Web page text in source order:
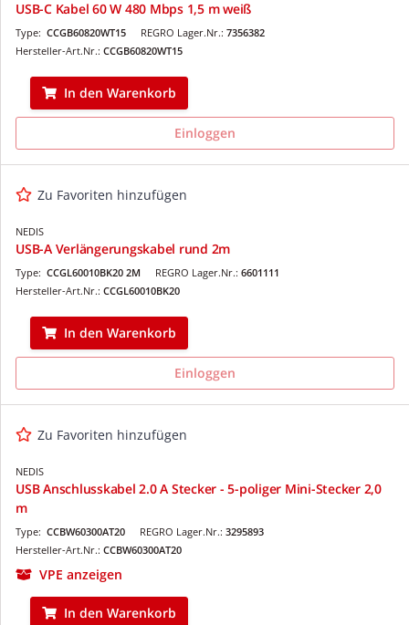
USB-C Kabel 60 W 480 Mbps 1,5 m weiß
REGRO Lager.Nr.: 7356382
Type: CCGB60820WT15
Hersteller-Art.Nr.: CCGB60820WT15
In den Warenkorb
Einloggen
Zu Favoriten hinzufügen
NEDIS
USB-A Verlängerungskabel rund 2m
REGRO Lager.Nr.: 6601111
Type: CCGL60010BK20 2M
Hersteller-Art.Nr.: CCGL60010BK20
In den Warenkorb
Einloggen
Zu Favoriten hinzufügen
NEDIS
USB Anschlusskabel 2.0 A Stecker - 5-poliger Mini-Stecker 2,0
m
REGRO Lager.Nr.: 3295893
Type: CCBW60300AT20
Hersteller-Art.Nr.: CCBW60300AT20
VPE anzeigen
In den Warenkorb